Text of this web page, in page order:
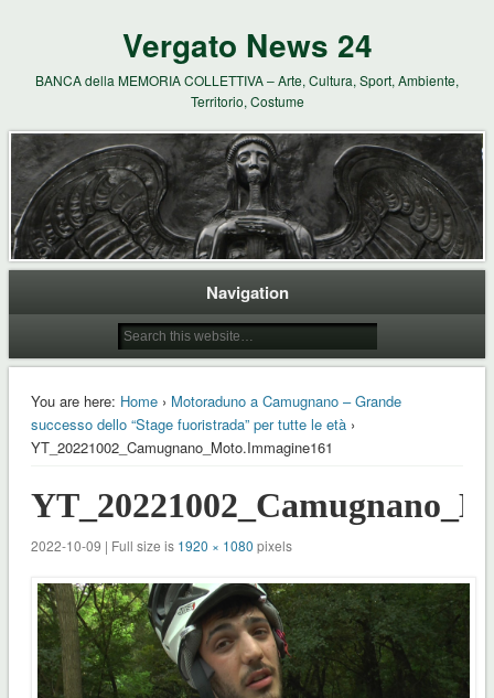
Vergato News 24
BANCA della MEMORIA COLLETTIVA – Arte, Cultura, Sport, Ambiente,
Territorio, Costume
Navigation
You are here: Home› Motoraduno a Camugnano – Grande
successo dello “Stage fuoristrada” per tutte le età›
YT_20221002_Camugnano_Moto.Immagine161
2022-10-09 | Full size is 1920 × 1080 pixels